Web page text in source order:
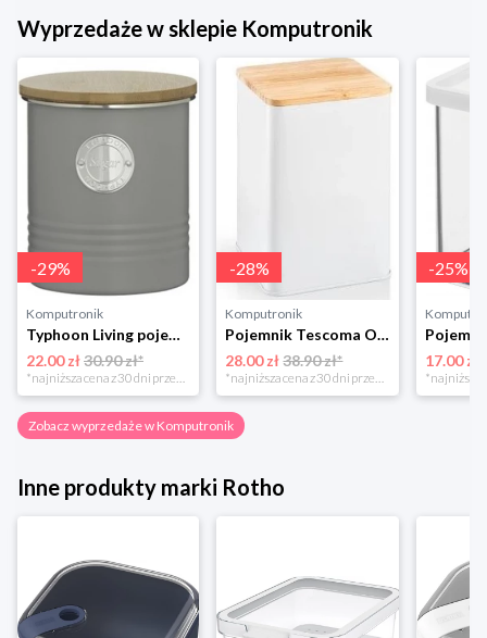
Wyprzedaże w sklepie Komputronik
-29%
Komputronik
Typhoon Living pojemnik na cukier szary 1400.733
22.00 zł30.90 zł*
*najniższa cena z 30 dni przed obniżką
-28%
Komputronik
Pojemnik Tescoma Online 14 cm 900839.00 biały
28.00 zł 38.90 zł*
*najniższa cena z 30 dni przed obniżką
-25%
17.00 zł
Zobacz wyprzedaże w Komputronik
Inne produkty marki Rotho